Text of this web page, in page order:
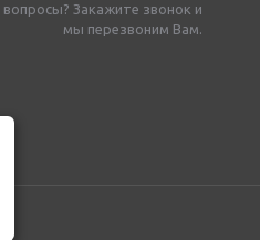
вопросы? Закажите звонок и
мы перезвоним Вам.